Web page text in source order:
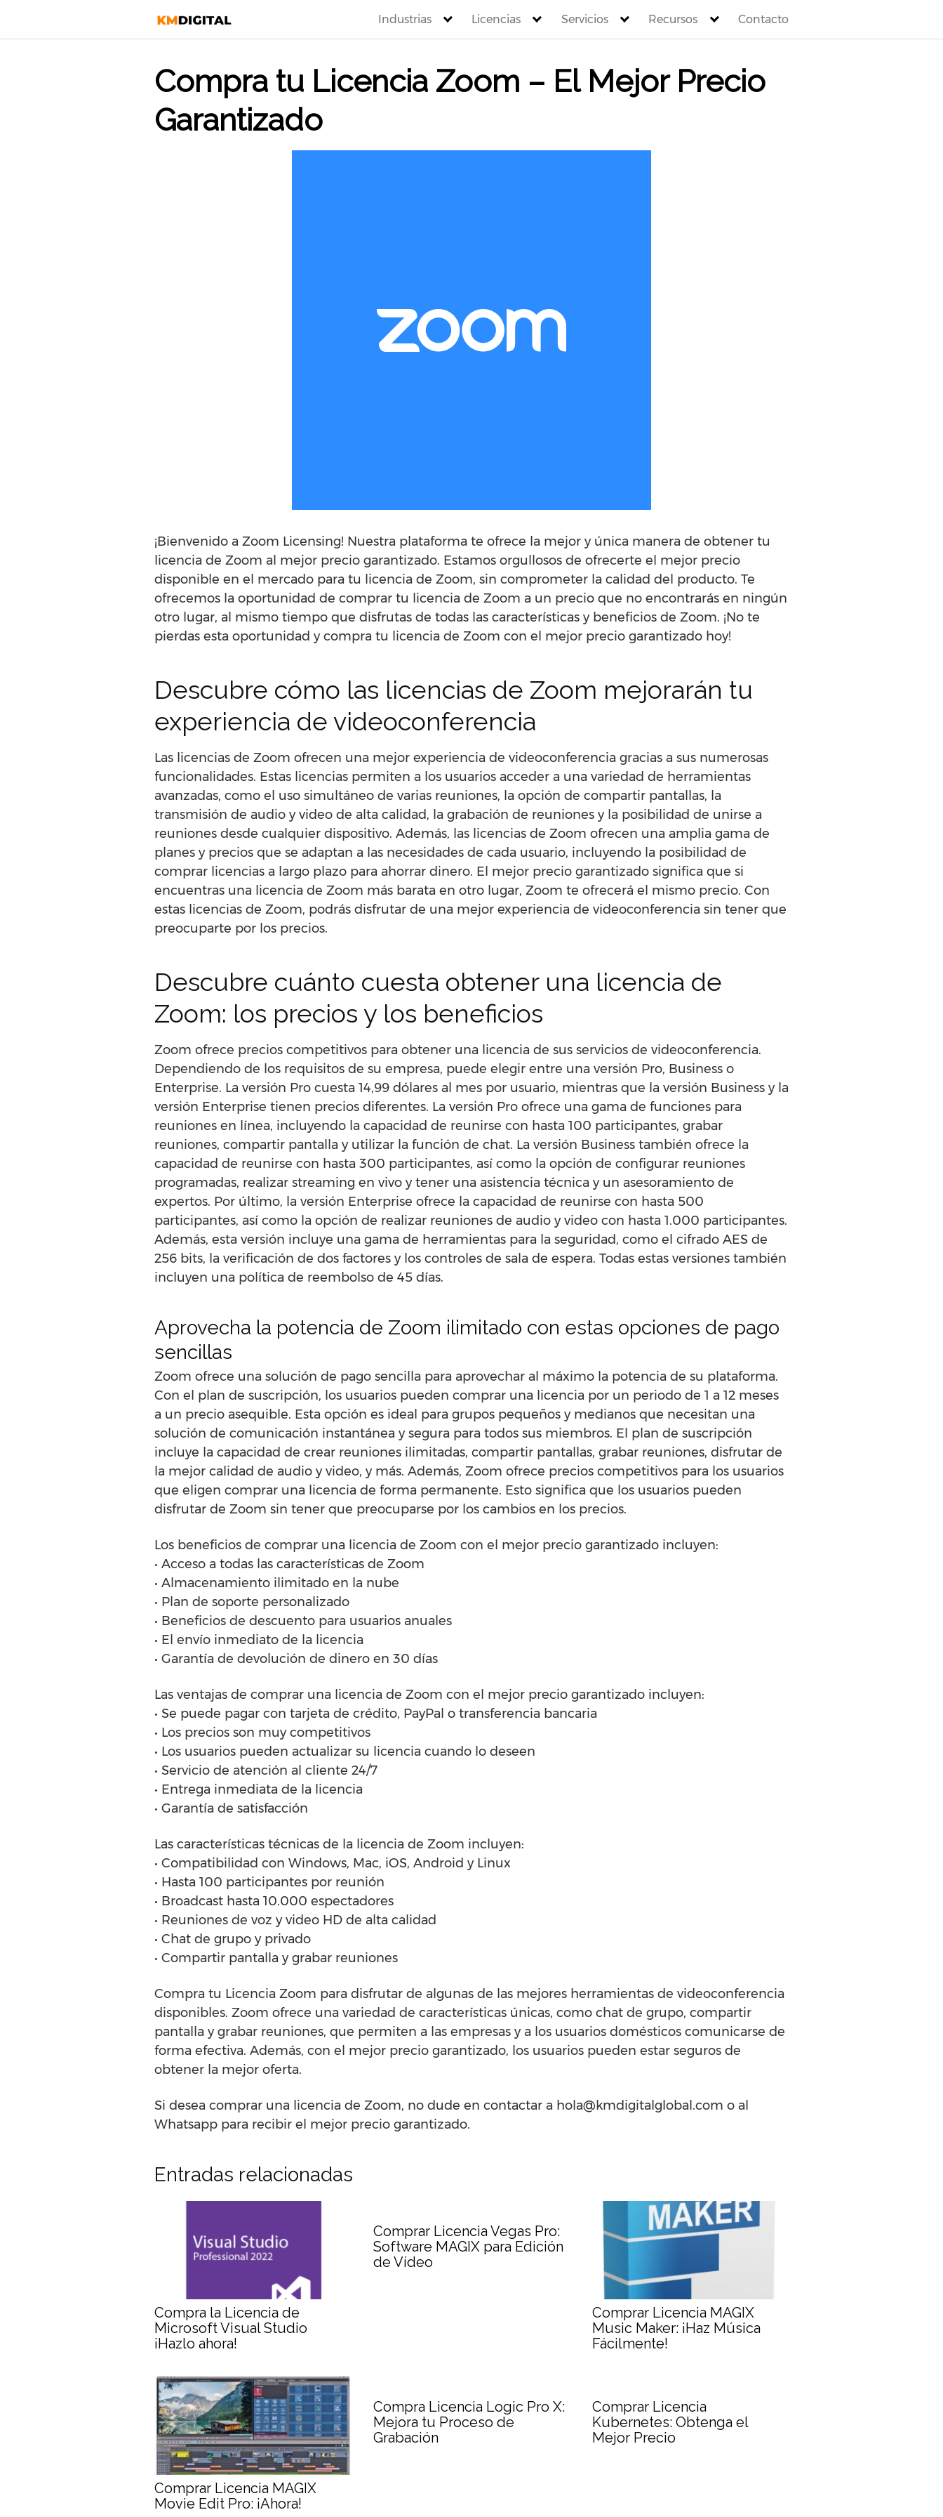
contenido
Industrias Licencias Servicios Recursos Contacto
Compra tu Licencia Zoom – El Mejor Precio
Garantizado
¡Bienvenido a Zoom Licensing! Nuestra plataforma te ofrece la mejor y única manera de obtener tu
licencia de Zoom al mejor precio garantizado. Estamos orgullosos de ofrecerte el mejor precio
disponible en el mercado para tu licencia de Zoom, sin comprometer la calidad del producto. Te
ofrecemos la oportunidad de comprar tu licencia de Zoom a un precio que no encontrarás en ningún
otro lugar, al mismo tiempo que disfrutas de todas las características y beneficios de Zoom. ¡No te
pierdas esta oportunidad y compra tu licencia de Zoom con el mejor precio garantizado hoy!
Descubre cómo las licencias de Zoom mejorarán tu
experiencia de videoconferencia
Las licencias de Zoom ofrecen una mejor experiencia de videoconferencia gracias a sus numerosas
funcionalidades. Estas licencias permiten a los usuarios acceder a una variedad de herramientas
avanzadas, como el uso simultáneo de varias reuniones, la opción de compartir pantallas, la
transmisión de audio y video de alta calidad, la grabación de reuniones y la posibilidad de unirse a
reuniones desde cualquier dispositivo. Además, las licencias de Zoom ofrecen una amplia gama de
planes y precios que se adaptan a las necesidades de cada usuario, incluyendo la posibilidad de
comprar licencias a largo plazo para ahorrar dinero. El mejor precio garantizado significa que si
encuentras una licencia de Zoom más barata en otro lugar, Zoom te ofrecerá el mismo precio. Con
estas licencias de Zoom, podrás disfrutar de una mejor experiencia de videoconferencia sin tener que
preocuparte por los precios.
Descubre cuánto cuesta obtener una licencia de
Zoom: los precios y los beneficios
Zoom ofrece precios competitivos para obtener una licencia de sus servicios de videoconferencia.
Dependiendo de los requisitos de su empresa, puede elegir entre una versión Pro, Business o
Enterprise. La versión Pro cuesta 14,99 dólares al mes por usuario, mientras que la versión Business y la
versión Enterprise tienen precios diferentes. La versión Pro ofrece una gama de funciones para
reuniones en línea, incluyendo la capacidad de reunirse con hasta 100 participantes, grabar
reuniones, compartir pantalla y utilizar la función de chat. La versión Business también ofrece la
capacidad de reunirse con hasta 300 participantes, así como la opción de configurar reuniones
programadas, realizar streaming en vivo y tener una asistencia técnica y un asesoramiento de
expertos. Por último, la versión Enterprise ofrece la capacidad de reunirse con hasta 500
participantes, así como la opción de realizar reuniones de audio y video con hasta 1.000 participantes.
Además, esta versión incluye una gama de herramientas para la seguridad, como el cifrado AES de
256 bits, la verificación de dos factores y los controles de sala de espera. Todas estas versiones también
incluyen una política de reembolso de 45 días.
Aprovecha la potencia de Zoom ilimitado con estas opciones de pago
sencillas
Zoom ofrece una solución de pago sencilla para aprovechar al máximo la potencia de su plataforma.
Con el plan de suscripción, los usuarios pueden comprar una licencia por un periodo de 1 a 12 meses
a un precio asequible. Esta opción es ideal para grupos pequeños y medianos que necesitan una
solución de comunicación instantánea y segura para todos sus miembros. El plan de suscripción
incluye la capacidad de crear reuniones ilimitadas, compartir pantallas, grabar reuniones, disfrutar de
la mejor calidad de audio y video, y más. Además, Zoom ofrece precios competitivos para los usuarios
que eligen comprar una licencia de forma permanente. Esto significa que los usuarios pueden
disfrutar de Zoom sin tener que preocuparse por los cambios en los precios.
Los beneficios de comprar una licencia de Zoom con el mejor precio garantizado incluyen:
• Acceso a todas las características de Zoom
• Almacenamiento ilimitado en la nube
• Plan de soporte personalizado
• Beneficios de descuento para usuarios anuales
• El envío inmediato de la licencia
• Garantía de devolución de dinero en 30 días
Las ventajas de comprar una licencia de Zoom con el mejor precio garantizado incluyen:
• Se puede pagar con tarjeta de crédito, PayPal o transferencia bancaria
• Los precios son muy competitivos
• Los usuarios pueden actualizar su licencia cuando lo deseen
• Servicio de atención al cliente 24/7
• Entrega inmediata de la licencia
• Garantía de satisfacción
Las características técnicas de la licencia de Zoom incluyen:
• Compatibilidad con Windows, Mac, iOS, Android y Linux
• Hasta 100 participantes por reunión
• Broadcast hasta 10.000 espectadores
• Reuniones de voz y video HD de alta calidad
• Chat de grupo y privado
• Compartir pantalla y grabar reuniones
Compra tu Licencia Zoom para disfrutar de algunas de las mejores herramientas de videoconferencia
disponibles. Zoom ofrece una variedad de características únicas, como chat de grupo, compartir
pantalla y grabar reuniones, que permiten a las empresas y a los usuarios domésticos comunicarse de
forma efectiva. Además, con el mejor precio garantizado, los usuarios pueden estar seguros de
obtener la mejor oferta.
Si desea comprar una licencia de Zoom, no dude en contactar a hola@kmdigitalglobal.com o al
Whatsapp para recibir el mejor precio garantizado.
Entradas relacionadas
Compra la Licencia de
Microsoft Visual Studio
¡Hazlo ahora!
Comprar Licencia Vegas Pro:
Software MAGIX para Edición
de Vídeo
Comprar Licencia MAGIX
Music Maker: ¡Haz Música
Fácilmente!
Comprar Licencia MAGIX
Movie Edit Pro: ¡Ahora!
Compra Licencia Logic Pro X:
Mejora tu Proceso de
Grabación
Comprar Licencia
Kubernetes: Obtenga el
Mejor Precio